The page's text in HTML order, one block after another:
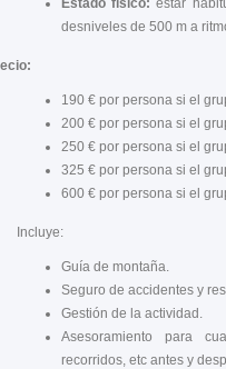
Estado físico: estar
desniveles de 500 m a
190 € por persona si el
200 € por persona si el
250 € por persona si el
325 € por persona si el
600 € por persona si el
Incluye:
Guía de montaña.
Seguro de accidentes y
Gestión de la actividad.
Asesoramiento para
recorridos, etc antes y